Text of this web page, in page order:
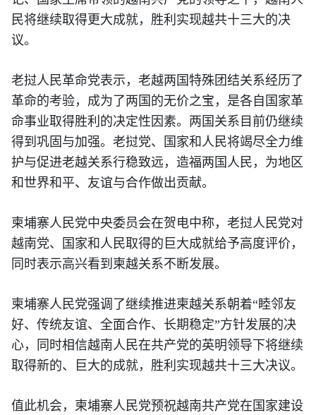
民将继续取得更大成就，胜利实现越共十三大的决
议。
老挝人民革命党表示，老越两国特殊团结关系经历了
革命的考验，成为了两国的无价之宝，是各自国家革
命事业取得胜利的决定性因素。两国关系目前仍继续
得到巩固与加强。老挝党、国家和人民将竭尽全力维
护与促进老越关系行稳致远，造福两国人民，为地区
和世界和平、友谊与合作做出贡献。
柬埔寨人民党中央委员会在贺电中称，老挝人民党对
越南党、国家和人民取得的巨大成就给予高度评价，
同时表示高兴看到柬越关系不断发展。
柬埔寨人民党强调了继续推进柬越关系朝着“睦邻友
好、传统友谊、全面合作、长期稳定”方针发展的决
心，同时相信越南人民在共产党的英明领导下将继续
取得新的、巨大的成就，胜利实现越共十三大决议。
值此机会，柬埔寨人民党预祝越南共产党在国家建设